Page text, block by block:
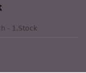
- 1.Stock